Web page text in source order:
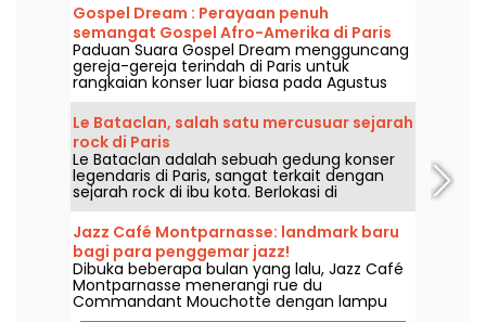
Gospel Dream : Perayaan penuh
semangat Gospel Afro-Amerika di Paris
pada Agustus 2026
Paduan Suara Gospel Dream mengguncang
gereja-gereja terindah di Paris untuk
rangkaian konser luar biasa pada Agustus
2026. Pengalaman musik yang unik ini
merayakan harapan, persatuan, dan
ketahanan melalui nyanyian otentik dari
Gereja Afro-Amerika.
Le Bataclan, salah satu mercusuar sejarah
rock di Paris
Le Bataclan adalah sebuah gedung konser
legendaris di Paris, sangat terkait dengan
sejarah rock di ibu kota. Berlokasi di
arrondissement ke-11 yang sangat hidup, ia
tetap menjadi ikon utama bagi kancah
musik Paris.
Jazz Café Montparnasse: landmark baru
bagi para penggemar jazz!
Dibuka beberapa bulan yang lalu, Jazz Café
Montparnasse menerangi rue du
Commandant Mouchotte dengan lampu
neon berwarna merah terang. Di dalam, jazz